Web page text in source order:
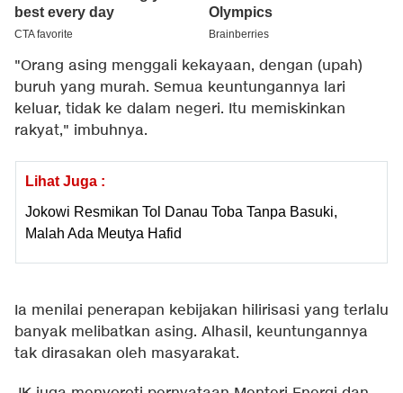
"Orang asing menggali kekayaan, dengan (upah)
buruh yang murah. Semua keuntungannya lari
keluar, tidak ke dalam negeri. Itu memiskinkan
rakyat," imbuhnya.
Lihat Juga :
Jokowi Resmikan Tol Danau Toba Tanpa Basuki,
Malah Ada Meutya Hafid
Ia menilai penerapan kebijakan hilirisasi yang terlalu
banyak melibatkan asing. Alhasil, keuntungannya
tak dirasakan oleh masyarakat.